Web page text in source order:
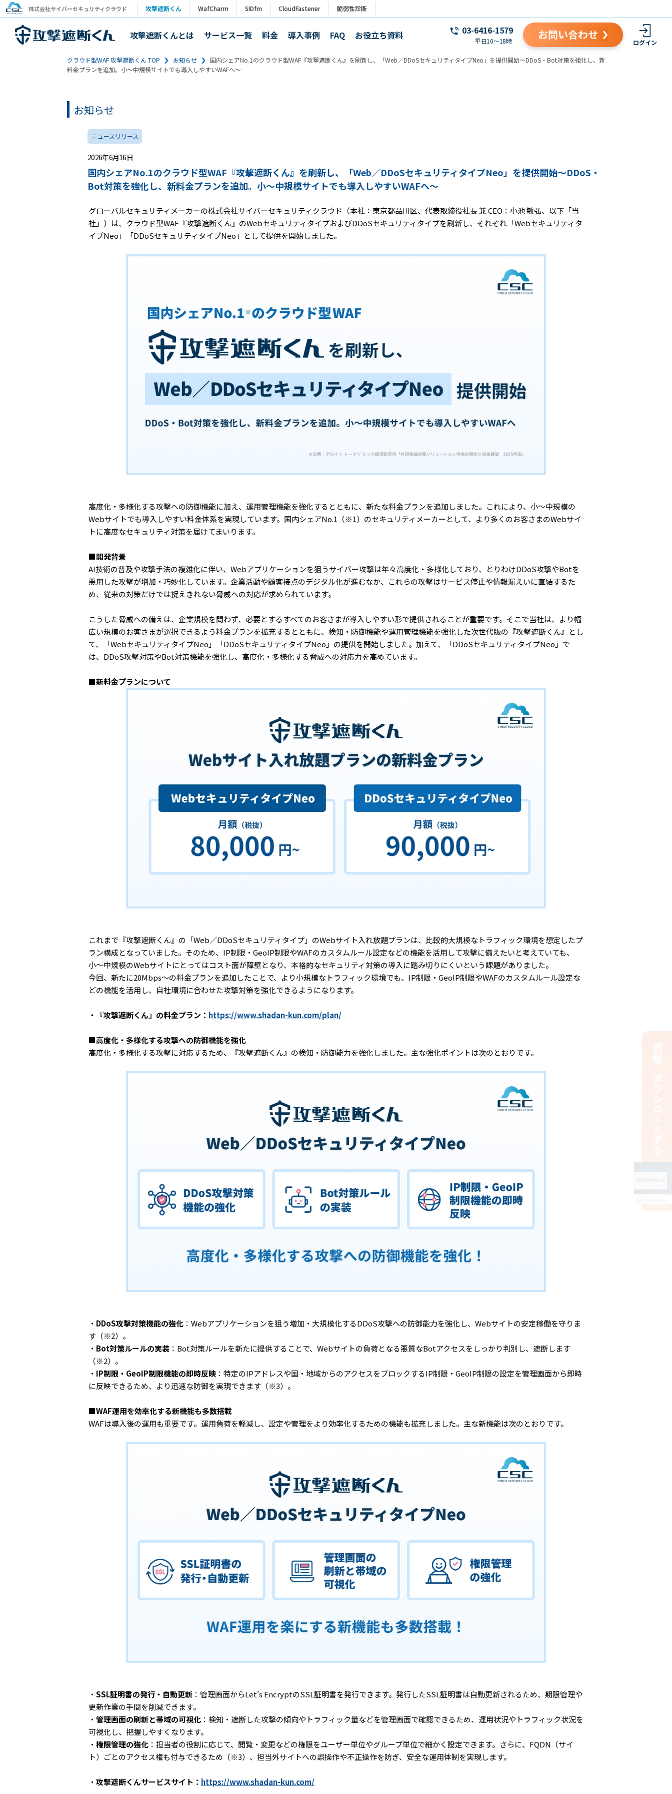
株式会社サイバーセキュリティクラウド 攻撃遮断くん WafCharm SIDfm CloudFastener 脆弱性診断
攻撃遮断くんとは サービス一覧 料金 導入事例 FAQ お役立ち資料 03-6416-1579
平日10～18時 お問い合わせ
ログイン
クラウド型WAF 攻撃遮断くん TOP お知らせ
国内シェアNo.1のクラウド型WAF『攻撃遮断くん』を刷新し、「Web／DDoSセキュリティタイプNeo」を提供開始～DDoS・Bot対策を強化し、新
料金プランを追加。小～中規模サイトでも導入しやすいWAFへ～
お知らせ
ニュースリリース
2026年6月16日
国内シェアNo.1のクラウド型WAF『攻撃遮断くん』を刷新し、「Web／DDoSセキュリティタイプNeo」を提供開始～DDoS・
Bot対策を強化し、新料金プランを追加。小～中規模サイトでも導入しやすいWAFへ～
グローバルセキュリティメーカーの株式会社サイバーセキュリティクラウド（本社：東京都品川区、代表取締役社長 兼 CEO：小池 敏弘、以下「当
社」）は、クラウド型WAF『攻撃遮断くん』のWebセキュリティタイプおよびDDoSセキュリティタイプを刷新し、それぞれ「Webセキュリティタ
イプNeo」「DDoSセキュリティタイプNeo」として提供を開始しました。
高度化・多様化する攻撃への防御機能に加え、運用管理機能を強化するとともに、新たな料金プランを追加しました。これにより、小〜中規模の
Webサイトでも導入しやすい料金体系を実現しています。国内シェアNo.1（※1）のセキュリティメーカーとして、より多くのお客さまのWebサイ
トに高度なセキュリティ対策を届けてまいります。
■開発背景
AI技術の普及や攻撃手法の複雑化に伴い、Webアプリケーションを狙うサイバー攻撃は年々高度化・多様化しており、とりわけDDoS攻撃やBotを
悪用した攻撃が増加・巧妙化しています。企業活動や顧客接点のデジタル化が進むなか、これらの攻撃はサービス停止や情報漏えいに直結するた
め、従来の対策だけでは捉えきれない脅威への対応が求められています。
こうした脅威への備えは、企業規模を問わず、必要とするすべてのお客さまが導入しやすい形で提供されることが重要です。そこで当社は、より幅
広い規模のお客さまが選択できるよう料金プランを拡充するとともに、検知・防御機能や運用管理機能を強化した次世代版の『攻撃遮断くん』とし
て、「WebセキュリティタイプNeo」「DDoSセキュリティタイプNeo」の提供を開始しました。加えて、「DDoSセキュリティタイプNeo」で
は、DDoS攻撃対策やBot対策機能を強化し、高度化・多様化する脅威への対応力を高めています。
■新料金プランについて
これまで『攻撃遮断くん』の「Web／DDoSセキュリティタイプ」のWebサイト入れ放題プランは、比較的大規模なトラフィック環境を想定したプ
ラン構成となっていました。そのため、IP制限・GeoIP制限やWAFのカスタムルール設定などの機能を活用して攻撃に備えたいと考えていても、
小〜中規模のWebサイトにとってはコスト面が障壁となり、本格的なセキュリティ対策の導入に踏み切りにくいという課題がありました。
今回、新たに20Mbps〜の料金プランを追加したことで、より小規模なトラフィック環境でも、IP制限・GeoIP制限やWAFのカスタムルール設定な
どの機能を活用し、自社環境に合わせた攻撃対策を強化できるようになります。
・『攻撃遮断くん』の料金プラン： https://www.shadan-kun.com/plan/
■高度化・多様化する攻撃への防御機能を強化
高度化・多様化する攻撃に対応するため、『攻撃遮断くん』の検知・防御能力を強化しました。主な強化ポイントは次のとおりです。
・ DDoS攻撃対策機能の強化 ：Webアプリケーションを狙う増加・大規模化するDDoS攻撃への防御能力を強化し、Webサイトの安定稼働を守りま
す（※2）。
・ Bot対策ルールの実装 ：Bot対策ルールを新たに提供することで、Webサイトの負荷となる悪質なBotアクセスをしっかり判別し、遮断します
（※2）。
・ IP制限・GeoIP制限機能の即時反映 ：特定のIPアドレスや国・地域からのアクセスをブロックするIP制限・GeoIP制限の設定を管理画面から即時
に反映できるため、より迅速な防御を実現できます（※3）。
■WAF運用を効率化する新機能も多数搭載
WAFは導入後の運用も重要です。運用負荷を軽減し、設定や管理をより効率化するための機能も拡充しました。主な新機能は次のとおりです。
・ SSL証明書の発行・自動更新 ：管理画面からLet’s EncryptのSSL証明書を発行できます。発行したSSL証明書は自動更新されるため、期限管理や
更新作業の手間を削減できます。
・ 管理画面の刷新と帯域の可視化 ：検知・遮断した攻撃の傾向やトラフィック量などを管理画面で確認できるため、運用状況やトラフィック状況を
可視化し、把握しやすくなります。
・ 権限管理の強化 ：担当者の役割に応じて、閲覧・変更などの権限をユーザー単位やグループ単位で細かく設定できます。さらに、FQDN（サイ
ト）ごとのアクセス権も付与できるため（※3）、担当外サイトへの誤操作や不正操作を防ぎ、安全な運用体制を実現します。
・ 攻撃遮断くんサービスサイト： https://www.shadan-kun.com/